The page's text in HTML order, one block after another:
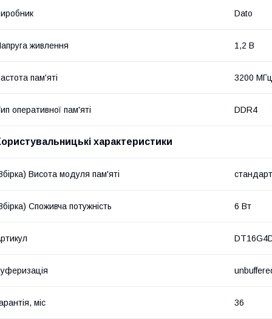
Dato
живлення 1,2 В
пам'яті 3200 МГц
оперативної пам'яті DDR4
характеристики
Висота модуля пам'яті стандарт
Споживча потужність 6 Вт
міс 36